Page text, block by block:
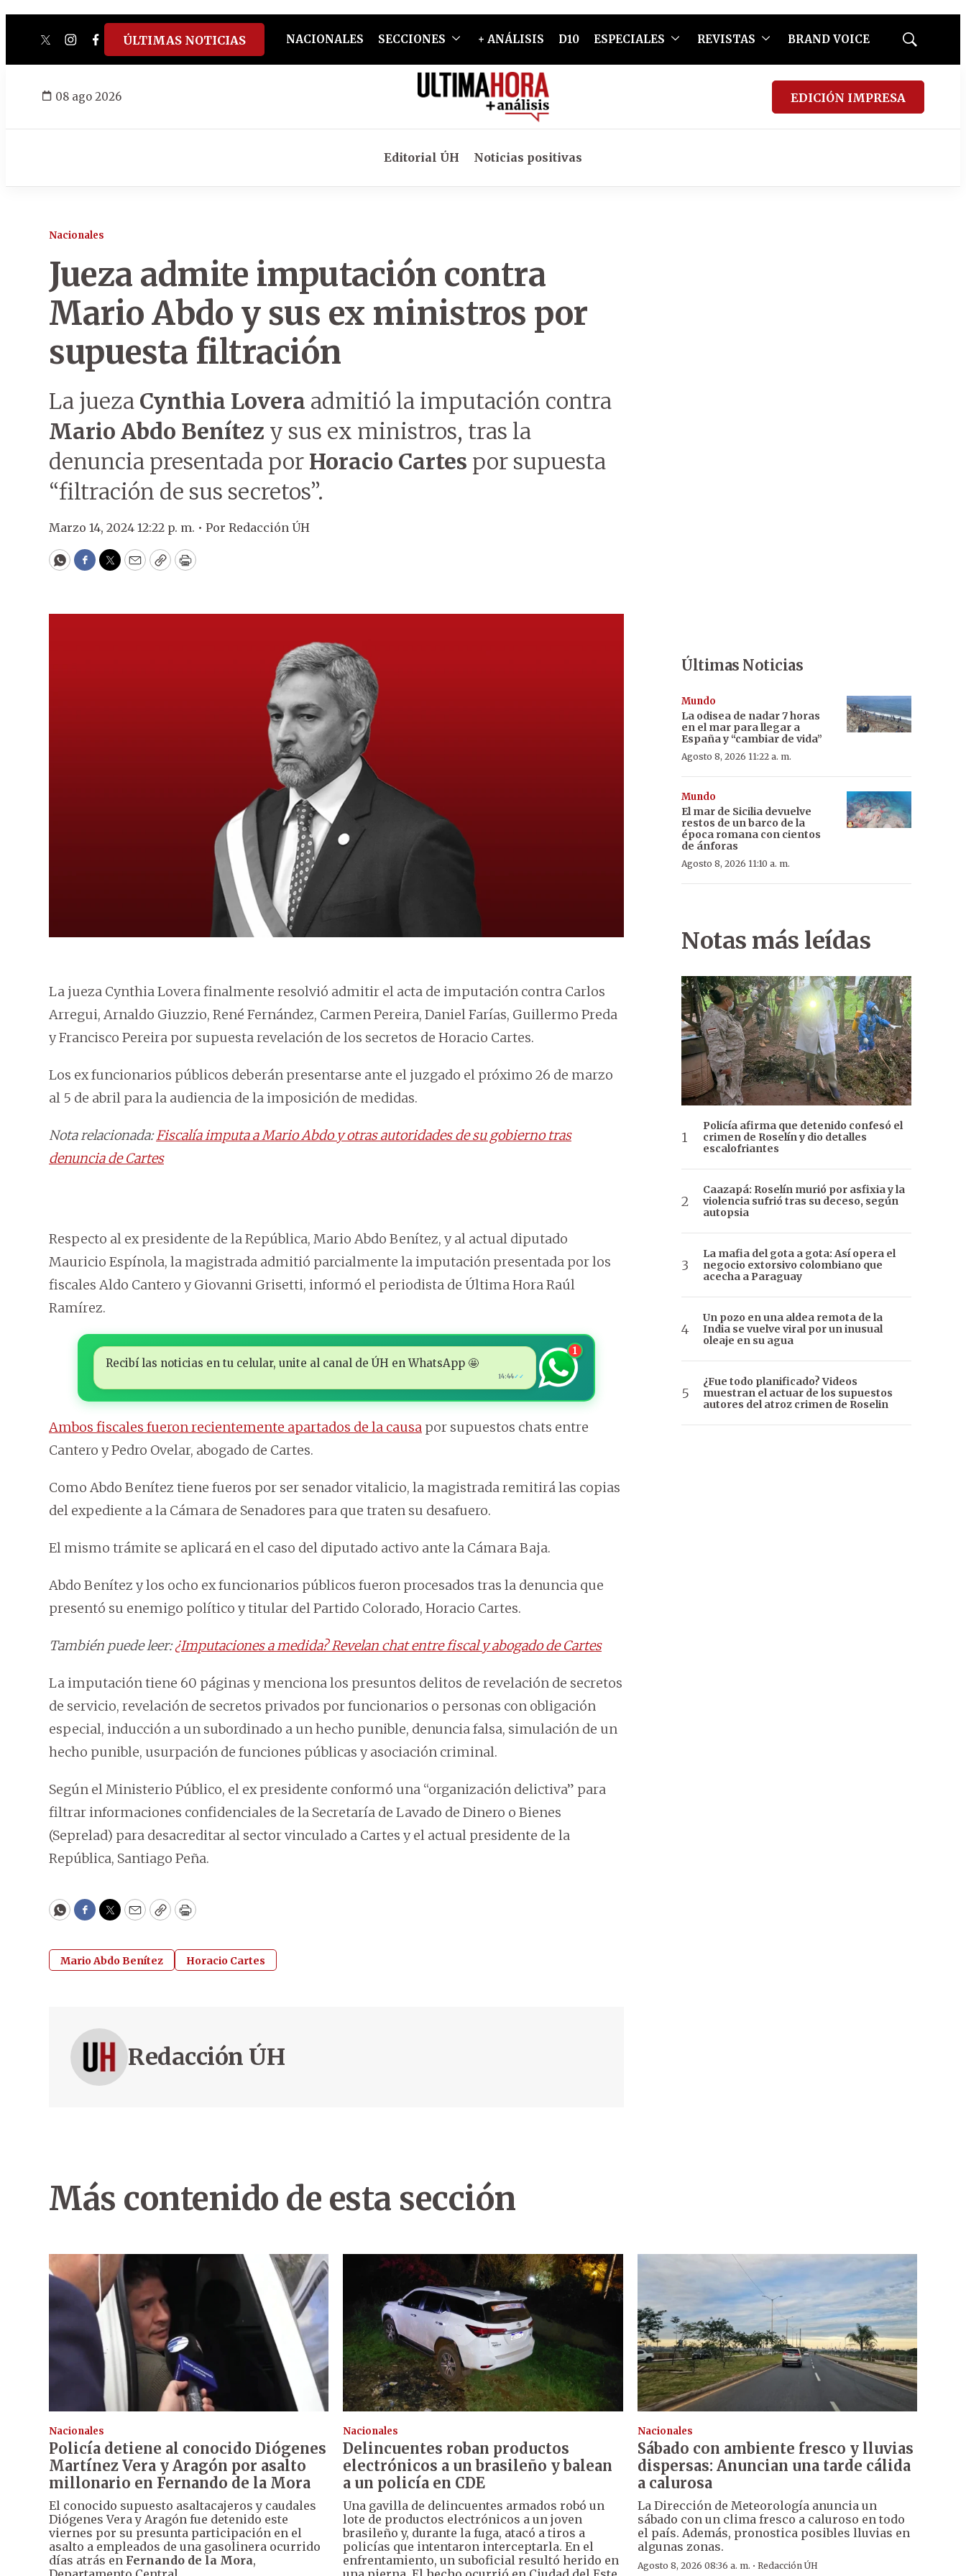
twitterinstagram
facebook
tiktokyoutube
spotify
ÚLTIMAS NOTICIAS NACIONALES SECCIONES + ANÁLISIS D10 ESPECIALES REVISTAS BRAND VOICE
Mostrar
08 ago 2026 EDICIÓN IMPRESA
Editorial ÚH Noticias positivas
Nacionales
Jueza admite imputación contra
Mario Abdo y sus ex ministros por
supuesta filtración
La jueza Cynthia Lovera admitió la imputación contra
Mario Abdo Benítez y sus ex ministros, tras la
denuncia presentada por Horacio Cartes por supuesta
“filtración de sus secretos”.
Marzo 14, 2024 12:22 p. m. • Por Redacción ÚH
WhatsApp
Facebook
Twitter
EmailCopyPrint
La jueza Cynthia Lovera finalmente resolvió admitir el acta de imputación contra Carlos
Arregui, Arnaldo Giuzzio, René Fernández, Carmen Pereira, Daniel Farías, Guillermo Preda
y Francisco Pereira por supuesta revelación de los secretos de Horacio Cartes.
Los ex funcionarios públicos deberán presentarse ante el juzgado el próximo 26 de marzo
al 5 de abril para la audiencia de la imposición de medidas.
Nota relacionada:Fiscalía imputa a Mario Abdo y otras autoridades de su gobierno tras
denuncia de Cartes
Respecto al ex presidente de la República, Mario Abdo Benítez, y al actual diputado
Mauricio Espínola, la magistrada admitió parcialmente la imputación presentada por los
fiscales Aldo Cantero y Giovanni Grisetti, informó el periodista de Última Hora Raúl
Ramírez.
Recibí las noticias en tu celular, unite al canal de ÚH en WhatsApp 🤩
14:44✓✓
1
Ambos fiscales fueron recientemente apartados de la causa por supuestos chats entre
Cantero y Pedro Ovelar, abogado de Cartes.
Como Abdo Benítez tiene fueros por ser senador vitalicio, la magistrada remitirá las copias
del expediente a la Cámara de Senadores para que traten su desafuero.
El mismo trámite se aplicará en el caso del diputado activo ante la Cámara Baja.
Abdo Benítez y los ocho ex funcionarios públicos fueron procesados tras la denuncia que
presentó su enemigo político y titular del Partido Colorado, Horacio Cartes.
También puede leer:¿Imputaciones a medida? Revelan chat entre fiscal y abogado de Cartes
La imputación tiene 60 páginas y menciona los presuntos delitos de revelación de secretos
de servicio, revelación de secretos privados por funcionarios o personas con obligación
especial, inducción a un subordinado a un hecho punible, denuncia falsa, simulación de un
hecho punible, usurpación de funciones públicas y asociación criminal.
Según el Ministerio Público, el ex presidente conformó una “organización delictiva” para
filtrar informaciones confidenciales de la Secretaría de Lavado de Dinero o Bienes
(Seprelad) para desacreditar al sector vinculado a Cartes y el actual presidente de la
República, Santiago Peña.
WhatsApp
Facebook
Twitter
EmailCopyPrint
Mario Abdo Benítez Horacio Cartes
Redacción ÚH
Últimas Noticias
Mundo
La odisea de nadar 7 horas
en el mar para llegar a
España y “cambiar de vida”
Agosto 8, 2026 11:22 a. m.
Mundo
El mar de Sicilia devuelve
restos de un barco de la
época romana con cientos
de ánforas
Agosto 8, 2026 11:10 a. m.
Notas más leídas
Policía afirma que detenido confesó el
crimen de Roselín y dio detalles
escalofriantes
Caazapá: Roselín murió por asfixia y la
violencia sufrió tras su deceso, según
autopsia
La mafia del gota a gota: Así opera el
negocio extorsivo colombiano que
acecha a Paraguay
Un pozo en una aldea remota de la
India se vuelve viral por un inusual
oleaje en su agua
¿Fue todo planificado? Videos
muestran el actuar de los supuestos
autores del atroz crimen de Roselin
Más contenido de esta sección
Nacionales
Policía detiene al conocido Diógenes
Martínez Vera y Aragón por asalto
millonario en Fernando de la Mora
El conocido supuesto asaltacajeros y caudales
Diógenes Vera y Aragón fue detenido este
viernes por su presunta participación en el
asalto a empleados de una gasolinera ocurrido
días atrás en Fernando de la Mora,
Nacionales
Delincuentes roban productos
electrónicos a un brasileño y balean
a un policía en CDE
Una gavilla de delincuentes armados robó un
lote de productos electrónicos a un joven
brasileño y, durante la fuga, atacó a tiros a
policías que intentaron interceptarla. En el
enfrentamiento, un suboficial resultó herido en
Nacionales
Sábado con ambiente fresco y lluvias
dispersas: Anuncian una tarde cálida
a calurosa
La Dirección de Meteorología anuncia un
sábado con un clima fresco a caluroso en todo
el país. Además, pronostica posibles lluvias en
algunas zonas.
Agosto 8, 2026 08:36 a. m. · Redacción ÚH